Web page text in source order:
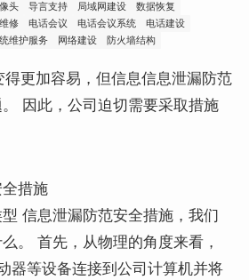
头 导言支持 局域网建设
数据恢复
修 电话会议 电话会议系统
电话建设
维护服务 网络建设 防火墙结构
更加容易，但信息信息泄漏防范
因此，公司迫切需要采取措施
措施
信息泄漏防范安全措施，我们
。 首先，从物理的角度来看，
器等设备连接到公司计算机并将